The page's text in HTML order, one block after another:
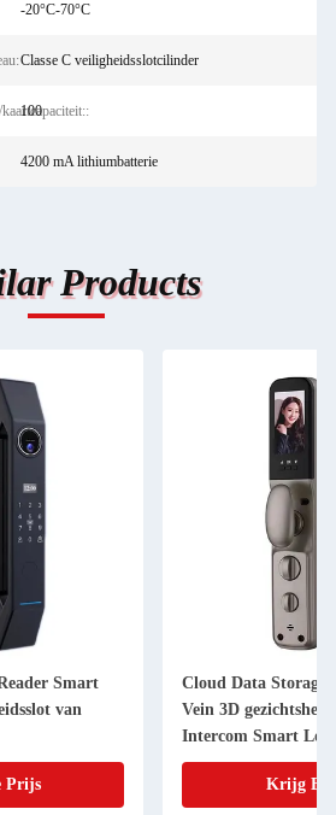
-20°C-70°C
Classe C veiligheidsslotcilinder
100
4200 mA lithiumbatterie
Products
Smart
van
Prijs
Cloud Data Storage
Vein 3D
Intercom Smart
Krijg